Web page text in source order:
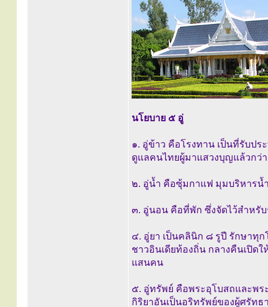
นโยบาย ๕ อู่
๑. อู่ข้าว คือโรงทาน เป็นที่รับป
ดูแลคนไทยผู้มาแสวงบุญแล้วกว่
๒. อู่น้ำ คือซุ้มกาแฟ มุมบริหารน้
๓. อู่นอน คือที่พัก ซึ่งจัดไว้สำหรั
๔. อู่ยา เป็นคลินิก ๘ รูปี รักษาทุ
ชาวอินเดียท้องถิ่น กลางคืนเปิด
แสนคน
๕. อู่ทรัพย์ คือพระอุโบสถและพร
กิริยาอันเป็นอริทรัพย์ของผู้ศรัทธ